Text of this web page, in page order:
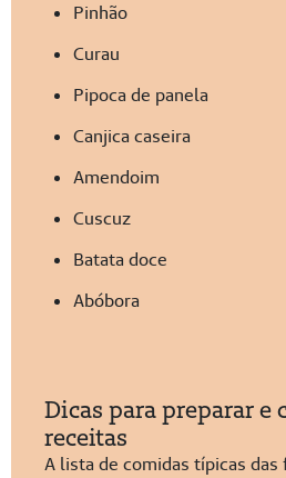
Pinhão
Curau
Pipoca de panela
Canjica caseira
Amendoim
Cuscuz
Batata doce
Abóbora
Dicas para preparar e
receitas
A lista de comidas típicas das